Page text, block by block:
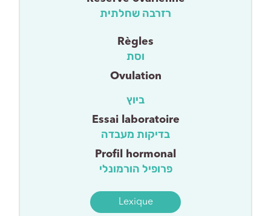
רזרבה שחלתית
Règles
וסת
Ovulation
ביוץ
Essai laboratoire
בדיקות מעבדה
Profil hormonal
פרופיל הורמונלי
Lexique